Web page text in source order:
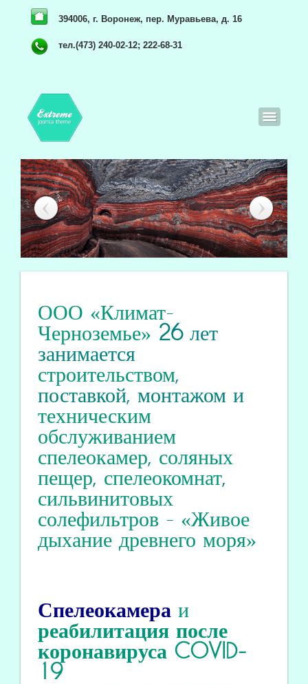
394006, г. Воронеж, пер. Муравьева, д. 16
тел.(473) 240-02-12; 222-68-31
ООО «Климат-
Черноземье» 26лет
занимается
строительством,
поставкой, монтажом и
техническим
обслуживанием
спелеокамер, соляных
пещер, спелеокомнат,
сильвинитовых
солефильтров - «Живое
дыхание древнего моря»
Спелеокамера и
реабилитацияпосле
коронавируса COVID-
19